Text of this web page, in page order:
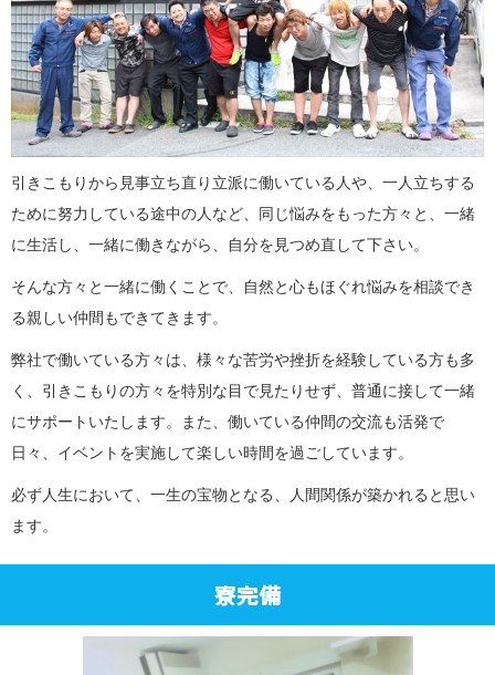
引きこもりから見事立ち直り立派に働いている人や、一人立ちする
ために努力している途中の人など、同じ悩みをもった方々と、一緒
に生活し、一緒に働きながら、自分を見つめ直して下さい。
そんな方々と一緒に働くことで、自然と心もほぐれ悩みを相談でき
る親しい仲間もできてきます。
弊社で働いている方々は、様々な苦労や挫折を経験している方も多
く、引きこもりの方々を特別な目で見たりせず、普通に接して一緒
にサポートいたします。また、働いている仲間の交流も活発で
日々、イベントを実施して楽しい時間を過ごしています。
必ず人生において、一生の宝物となる、人間関係が築かれると思い
ます。
寮完備